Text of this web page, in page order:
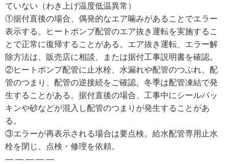
ていない（わき上げ温度低温異常）
①据付直後の場合、偶発的なエア噛みがあることでエラー
表示する。ヒートポンプ配管のエア抜き運転を実施するこ
とで正常に復帰することがある。エア抜き運転、エラー解
除方法は、販売店に相談、または据付工事説明書を確認。
②ヒートポンプ配管に止水栓、水漏れや配管のつぶれ、配
管のつまり、配管の逆接続をご確認。冬季は配管凍結で発
生することがある。据付直後の場合、工事中にシールパッ
キンや砂などが混入し配管のつまりが発生することがあ
る。
③エラーが再表示される場合は要点検。給水配管専用止水
栓を閉じ、点検・修理を依頼。
— — — — —